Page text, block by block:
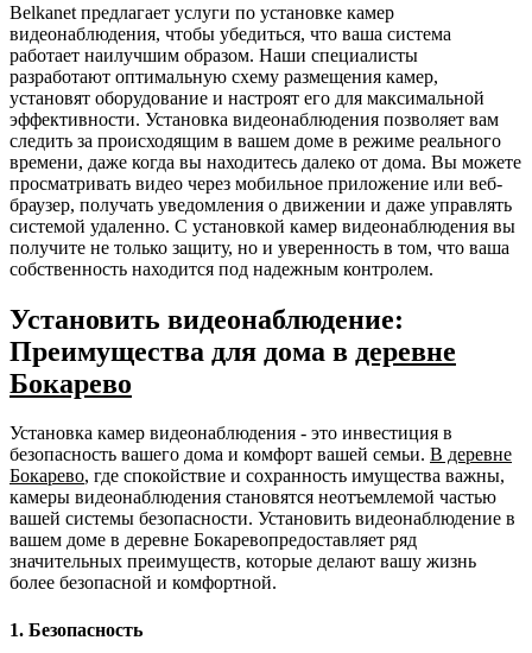
Belkanet предлагает услуги по установке камер
видеонаблюдения, чтобы убедиться, что ваша система
работает наилучшим образом. Наши специалисты
разработают оптимальную схему размещения камер,
установят оборудование и настроят его для максимальной
эффективности. Установка видеонаблюдения позволяет вам
следить за происходящим в вашем доме в режиме реального
времени, даже когда вы находитесь далеко от дома. Вы можете
просматривать видео через мобильное приложение или веб-
браузер, получать уведомления о движении и даже управлять
системой удаленно. С установкой камер видеонаблюдения вы
получите не только защиту, но и уверенность в том, что ваша
собственность находится под надежным контролем.
Установить видеонаблюдение:
Преимущества для дома в деревне
Бокарево
Установка камер видеонаблюдения - это инвестиция в
безопасность вашего дома и комфорт вашей семьи. В деревне
Бокарево, где спокойствие и сохранность имущества важны,
камеры видеонаблюдения становятся неотъемлемой частью
вашей системы безопасности. Установить видеонаблюдение в
вашем доме в деревне Бокаревопредоставляет ряд
значительных преимуществ, которые делают вашу жизнь
более безопасной и комфортной.
1. Безопасность